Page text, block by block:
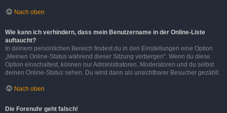
Nach oben
Wie kann ich verhindern, dass mein Benutzername in der Online-Liste
auftaucht?
In deinem persönlichen Bereich findest du in den Einstellungen eine Option
„Meinen Online-Status während dieser Sitzung verbergen“. Wenn du diese
Option einschaltest, können nur Administratoren, Moderatoren und du selbst
deinen Online-Status sehen. Du wirst dann als unsichtbarer Besucher gezählt.
Nach oben
Die Forenuhr geht falsch!